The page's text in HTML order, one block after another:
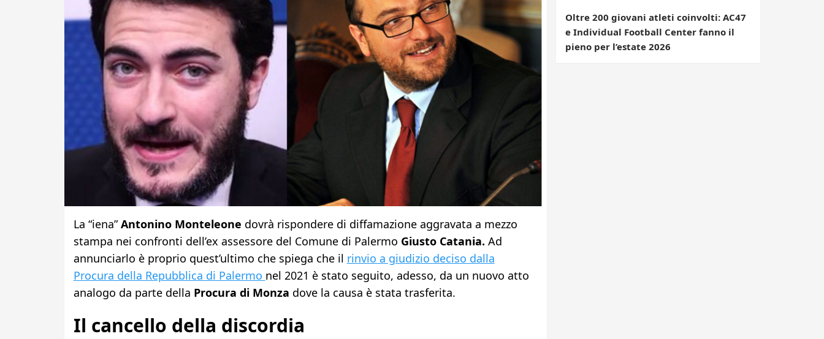
La “iena”Antonino Monteleone dovrà rispondere di diffamazione aggravata a mezzo
stampa nei confronti dell’ex assessore del Comune di Palermo Giusto Catania. Ad
annunciarlo è proprio quest’ultimo che spiega che il rinvio a giudizio deciso dalla
Procura della Repubblica di Palermo nel 2021 è stato seguito, adesso, da un nuovo atto
analogo da parte della Procura di Monza dove la causa è stata trasferita.
Il cancello della discordia
Oltre 200 giovani atleti coinvolti: AC47
e Individual Football Center fanno il
pieno per l’estate 2026